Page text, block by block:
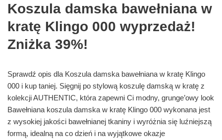
Koszula damska bawełniana w
kratę Klingo 000 wyprzedaż!
Zniżka 39%!
Sprawdź opis dla Koszula damska bawełniana w kratę Klingo
000 i kup taniej. Sięgnij po stylową koszulę damską w kratę z
kolekcji AUTHENTIC, która zapewni Ci modny, grunge’owy look
Bawełniana koszula damska w kratę Klingo 000 wykonana jest
z wysokiej jakości bawełnianej tkaniny i wyróżnia się luźniejszą
formą, idealną na co dzień i na wyjątkowe okazje